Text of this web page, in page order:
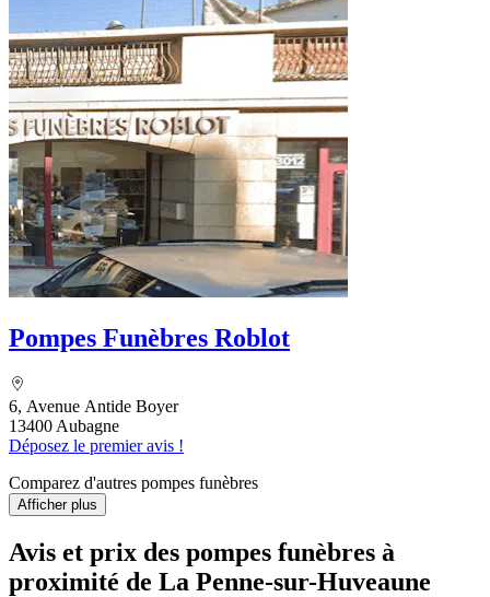
Pompes Funèbres Roblot
6, Avenue Antide Boyer
13400 Aubagne
Déposez le premier avis !
Comparez d'autres pompes funèbres
Afficher plus
Avis et prix des pompes funèbres à
proximité de La Penne-sur-Huveaune